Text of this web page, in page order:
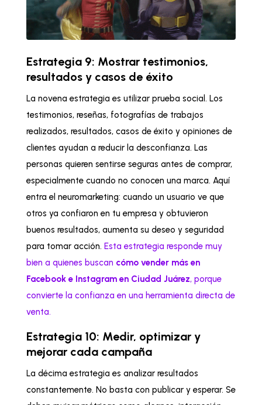
Estrategia 9: Mostrar testimonios,
resultados y casos de éxito
La novena estrategia es utilizar prueba social. Los
testimonios, reseñas, fotografías de trabajos
realizados, resultados, casos de éxito y opiniones de
clientes ayudan a reducir la desconfianza. Las
personas quieren sentirse seguras antes de comprar,
especialmente cuando no conocen una marca. Aquí
entra el neuromarketing: cuando un usuario ve que
otros ya confiaron en tu empresa y obtuvieron
buenos resultados, aumenta su deseo y seguridad
para tomar acción. Esta estrategia responde muy
bien a quienes buscan cómo vender más en
Facebook e Instagram en Ciudad Juárez, porque
convierte la confianza en una herramienta directa de
venta.
Estrategia 10: Medir, optimizar y
mejorar cada campaña
La décima estrategia es analizar resultados
constantemente. No basta con publicar y esperar. Se